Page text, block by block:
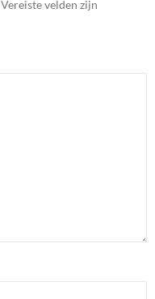
Vereiste velden zijn